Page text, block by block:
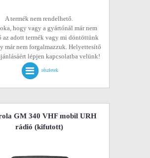
A termék nem rendelhető.
hogy vagy a gyártónál már nem
az adott termék vagy mi döntöttünk
már nem forgalmazzuk. Helyettesítő
lépjen kapcsolatba velünk!
részletek
GM 340 VHF mobil URH
rádió (kifutott)